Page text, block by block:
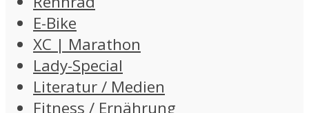
E-Bike
XC | Marathon
Lady-Special
Literatur / Medien
Fitness / Ernährung